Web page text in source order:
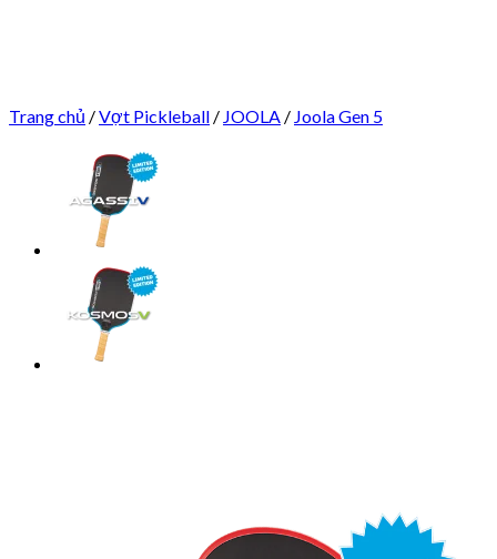
Trang chủ /Vợt Pickleball / JOOLA / Joola Gen 5